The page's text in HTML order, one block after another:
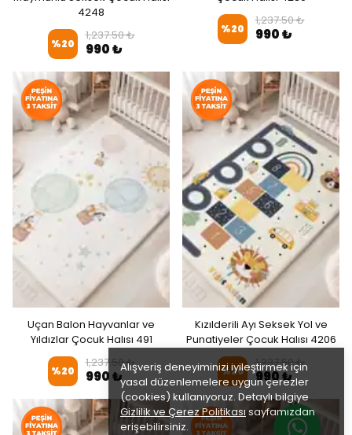
Alışveriş deneyiminizi iyileştirmek için
yasal düzenlemelere uygun çerezler
(cookies) kullanıyoruz. Detaylı bilgiye
Gizlilik ve Çerez Politikası sayfamızdan
erişebilirsiniz.
4248
%20
1,237.50 ₺
990 ₺
%20
1,237.50 ₺
990 ₺
Uçan Balon Hayvanlar ve
Yıldızlar Çocuk Halısı 491
%20
1,237.50 ₺
990 ₺
Kızılderili Ayı Seksek Yol ve
Punatiyeler Çocuk Halısı 4206
%20
1,237.50 ₺
990 ₺